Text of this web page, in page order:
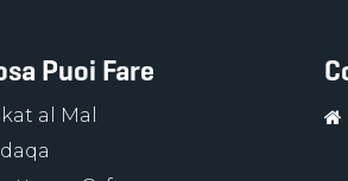
Puoi Fare
al Mal